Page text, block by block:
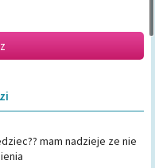
mam nadzieje ze nie